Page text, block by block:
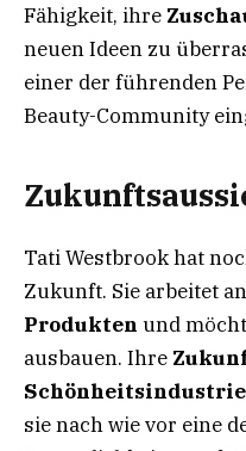
Fähigkeit, ihre
neuen Ideen zu
einer der führenden
Beauty-Community
Tati Westbrook hat
Zukunft. Sie arbeitet
Produkten und
ausbauen. Ihre
Schönheitsindustrie
sie nach wie vor eine